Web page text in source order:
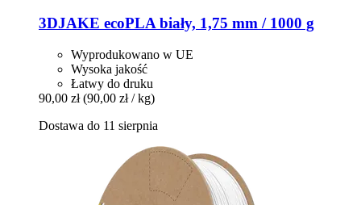
3DJAKE ecoPLA biały, 1,75 mm / 1000 g
Wyprodukowano w UE
Wysoka jakość
Łatwy do druku
90,00 zł (90,00 zł / kg)
Dostawa do 11 sierpnia